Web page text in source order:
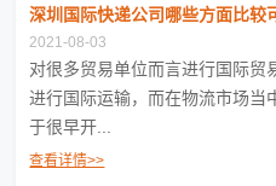
深圳国际快递公司哪些方面比较
2021-08-03
对很多贸易单位而言进行国际贸
进行国际运输，而在物流市场当
于很早开...
查看详情>>